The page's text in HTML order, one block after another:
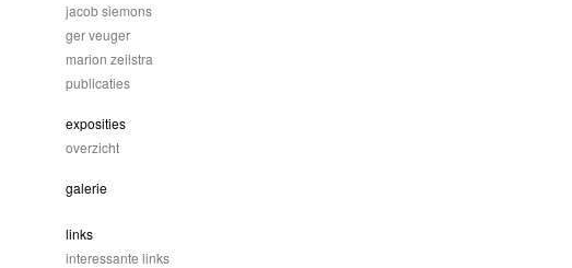
jacob siemons
ger veuger
marion zeilstra
publicaties
exposities
overzicht
galerie
links
interessante links